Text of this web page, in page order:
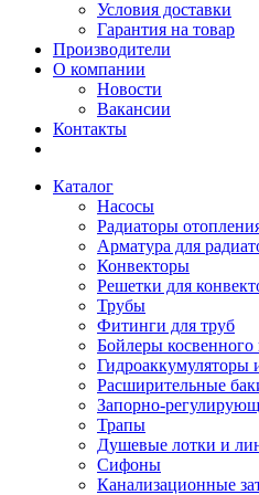
Условия доставки
Гарантия на товар
Производители
О компании
Новости
Вакансии
Контакты
Каталог
Насосы
Радиаторы
Арматура для
Конвекторы
Решетки для
Трубы
Фитинги для труб
Бойлеры косвенного
Гидроаккумуляторы
Расширительные
Запорно-
Трапы
Душевые лотки и
Сифоны
Канализационные